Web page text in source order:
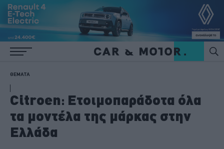
ΘΕΜΑΤΑ
Citroen: Ετοιμοπαράδοτα όλα
τα μοντέλα της μάρκας στην
Ελλάδα